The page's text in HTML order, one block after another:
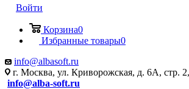
Войти
Корзина0
Избранные товары0
info@albasoft.ru
г. Москва, ул. Криворожская, д. 6А,
info@alba-soft.ru